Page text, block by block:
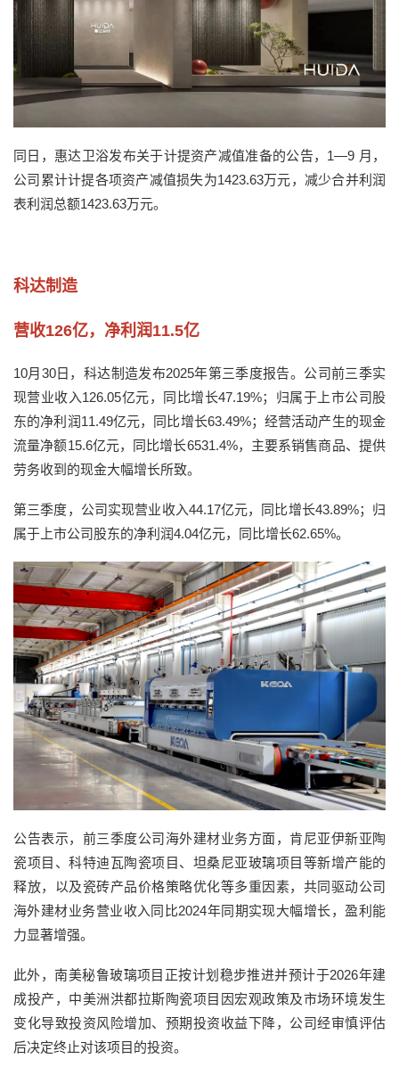
同日，惠达卫浴发布关于计提资产减值准备的公告，1—9 月，
公司累计计提各项资产减值损失为1423.63万元，减少合并利润
表利润总额1423.63万元。
科达制造
营收126亿，净利润11.5亿
10月30日，科达制造发布2025年第三季度报告。公司前三季实
现营业收入126.05亿元，同比增长47.19%；归属于上市公司股
东的净利润11.49亿元，同比增长63.49%；经营活动产生的现金
流量净额15.6亿元，同比增长6531.4%，主要系销售商品、提供
劳务收到的现金大幅增长所致。
第三季度，公司实现营业收入44.17亿元，同比增长43.89%；归
属于上市公司股东的净利润4.04亿元，同比增长62.65%。
公告表示，前三季度公司海外建材业务方面，肯尼亚伊新亚陶
瓷项目、科特迪瓦陶瓷项目、坦桑尼亚玻璃项目等新增产能的
释放，以及瓷砖产品价格策略优化等多重因素，共同驱动公司
海外建材业务营业收入同比2024年同期实现大幅增长，盈利能
力显著增强。
此外，南美秘鲁玻璃项目正按计划稳步推进并预计于2026年建
成投产，中美洲洪都拉斯陶瓷项目因宏观政策及市场环境发生
变化导致投资风险增加、预期投资收益下降，公司经审慎评估
后决定终止对该项目的投资。